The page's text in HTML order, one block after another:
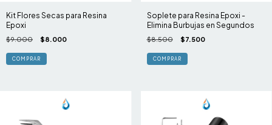
Kit Flores Secas para Resina
Epoxi
$9.000 $8.000
Soplete para Resina Epoxi -
Elimina Burbujas en Segundos
$8.500 $7.500